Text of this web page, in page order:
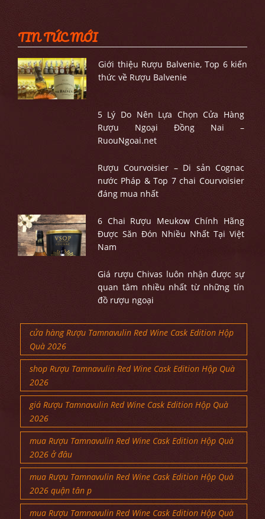
TIN TỨC MỚI
Giới thiệu Rượu Balvenie, Top 6 kiến
thức về Rượu Balvenie
5 Lý Do Nên Lựa Chọn Cửa Hàng
Rượu Ngoại Đồng Nai –
RuouNgoai.net
Rượu Courvoisier – Di sản Cognac
nước Pháp & Top 7 chai Courvoisier
đáng mua nhất
6 Chai Rượu Meukow Chính Hãng
Được Săn Đón Nhiều Nhất Tại Việt
Nam
Giá rượu Chivas luôn nhận được sự
quan tâm nhiều nhất từ những tín
đồ rượu ngoại
cửa hàng Rượu Tamnavulin Red Wine Cask Edition Hộp
Quà 2026
shop Rượu Tamnavulin Red Wine Cask Edition Hộp Quà
2026
giá Rượu Tamnavulin Red Wine Cask Edition Hộp Quà
2026
mua Rượu Tamnavulin Red Wine Cask Edition Hộp Quà
2026 ở đâu
mua Rượu Tamnavulin Red Wine Cask Edition Hộp Quà
2026 quận tân p
mua Rượu Tamnavulin Red Wine Cask Edition Hộp Quà